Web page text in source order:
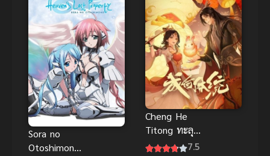
Sora no
Otoshimono
Cheng He
Titong ทะลุ
มิติตะลุยวัง7.5